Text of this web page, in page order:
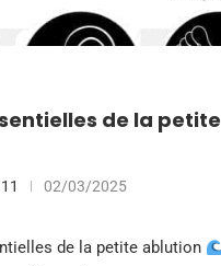
de la petite
02/03/2025
de la petite ablution